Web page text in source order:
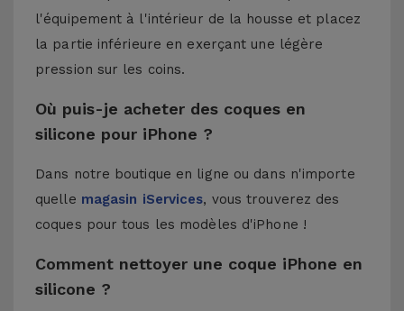
l'équipement à l'intérieur de la housse et placez
la partie inférieure en exerçant une légère
pression sur les coins.
Où puis-je acheter des coques en
silicone pour iPhone ?
Dans notre boutique en ligne ou dans n'importe
quelle magasin iServices, vous trouverez des
coques pour tous les modèles d'iPhone !
Comment nettoyer une coque iPhone en
silicone ?